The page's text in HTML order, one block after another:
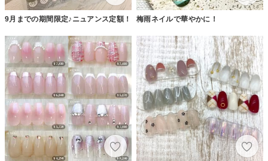
9月までの期間限定♪ニュアンス定額！ 梅雨ネイルで華やかに！